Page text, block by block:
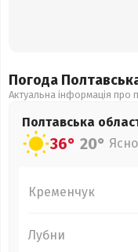
Погода
Актуальна інформація про
Полтавська
36° 20° Ясно
Кременчук
Лубни